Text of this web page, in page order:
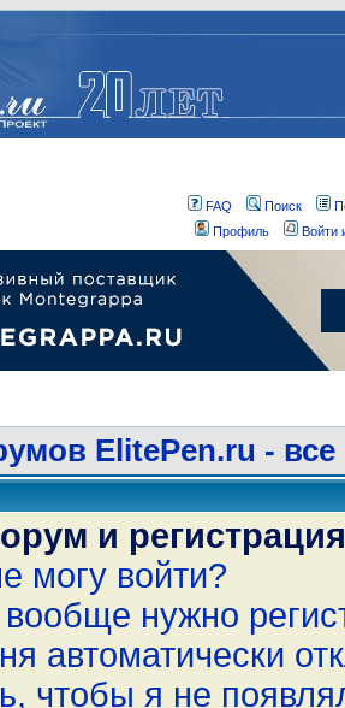
FAQ Поиск
Профиль
Войти
ElitePen.ru - все
и регистрация
могу войти?
нужно
автоматически
чтобы я не